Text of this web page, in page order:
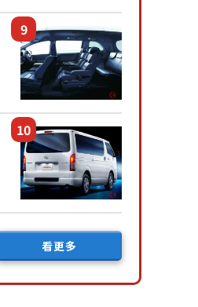
看更多